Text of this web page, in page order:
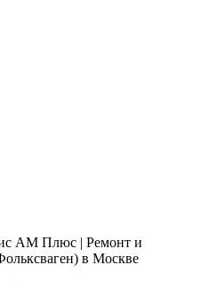
АМ Плюс | Ремонт и
в Москве